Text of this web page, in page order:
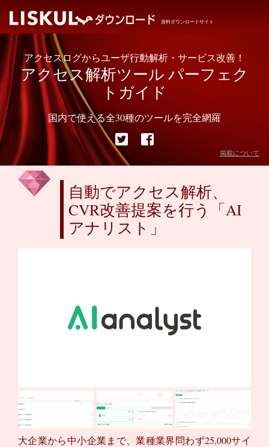
資料ダウンロードサイト
アクセスログからユーザ行動解析・サービス改善！
アクセス解析ツール パーフェク
トガイド
国内で使える全30種のツールを完全網羅
掲載について
自動でアクセス解析、
CVR改善提案を行う「AI
アナリスト」
大企業から中小企業まで、業種業界問わず25,000サイ